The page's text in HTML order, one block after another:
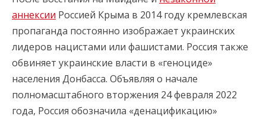
аннексии Россией Крыма в 2014 году кремлевская
пропаганда постоянно изображает украинских
лидеров нацистами или фашистами. Россия также
обвиняет украинские власти в «геноциде»
населения Донбасса. Объявляя о начале
полномасштабного вторжения 24 февраля 2022
года, Россия обозначила «денацификацию»